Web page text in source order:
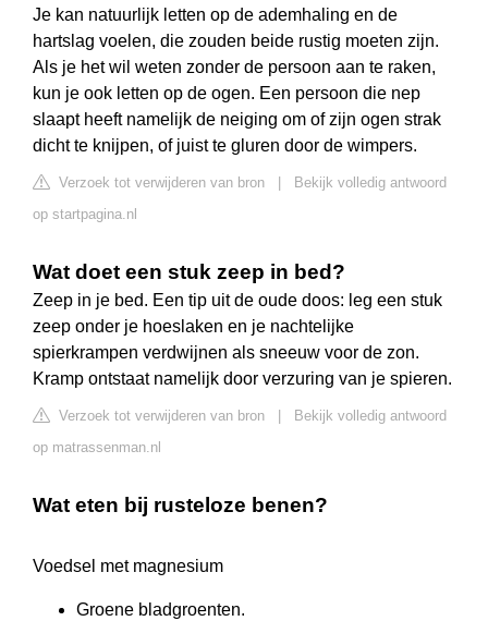
Je kan natuurlijk letten op de ademhaling en de
hartslag voelen, die zouden beide rustig moeten zijn.
Als je het wil weten zonder de persoon aan te raken,
kun je ook letten op de ogen. Een persoon die nep
slaapt heeft namelijk de neiging om of zijn ogen strak
dicht te knijpen, of juist te gluren door de wimpers.
Verzoek tot verwijderen van bron
Bekijk volledig antwoord
op startpagina.nl
Wat doet een stuk zeep in bed?
Zeep in je bed. Een tip uit de oude doos: leg een stuk
zeep onder je hoeslaken en je nachtelijke
spierkrampen verdwijnen als sneeuw voor de zon.
Kramp ontstaat namelijk door verzuring van je spieren.
Verzoek tot verwijderen van bron
Bekijk volledig antwoord
op matrassenman.nl
Wat eten bij rusteloze benen?
Voedsel met magnesium
Groene bladgroenten.